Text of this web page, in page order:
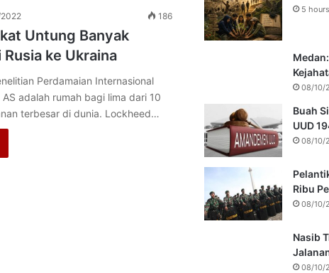
186
Untung Banyak
ke Ukraina
Perdamaian Internasional
adalah rumah bagi lima dari 10
terbesar di dunia. Lockheed…
5
08/10/
Buah
UUD
08/10/
Ribu
08/10/
Nasib
08/10/